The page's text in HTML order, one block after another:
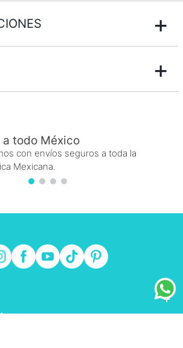
+
+
a todo México
con envíos seguros a toda la
Mexicana.
+